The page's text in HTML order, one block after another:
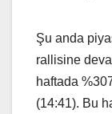
Şu anda
rallisine
haftada
(14:41). Bu